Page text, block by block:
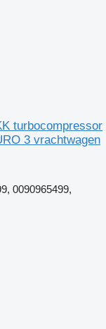
turbocompressor
3 vrachtwagen
0090965499,